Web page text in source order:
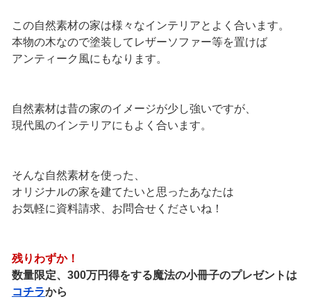
この自然素材の家は様々なインテリアとよく合います。
本物の木なので塗装してレザーソファー等を置けば
アンティーク風にもなります。
自然素材は昔の家のイメージが少し強いですが、
現代風のインテリアにもよく合います。
そんな自然素材を使った、
オリジナルの家を建てたいと思ったあなたは
お気軽に資料請求、お問合せくださいね！
残りわずか！
数量限定、300万円得をする魔法の小冊子のプレゼントは
コチラから